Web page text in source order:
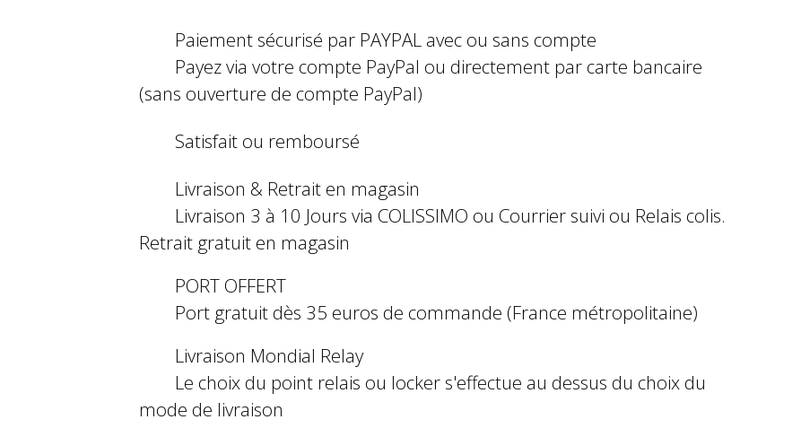
Paiement sécurisé par PAYPAL avec ou sans compte
Payez via votre compte PayPal ou directement par carte bancaire
(sans ouverture de compte PayPal)
Satisfait ou remboursé
Livraison & Retrait en magasin
Livraison 3 à 10 Jours via COLISSIMO ou Courrier suivi ou Relais colis.
Retrait gratuit en magasin
PORT OFFERT
Port gratuit dès 35 euros de commande (France métropolitaine)
Livraison Mondial Relay
Le choix du point relais ou locker s'effectue au dessus du choix du
mode de livraison